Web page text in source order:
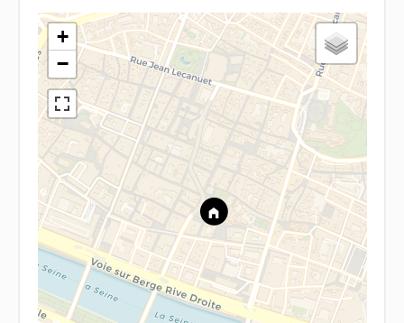
+
−